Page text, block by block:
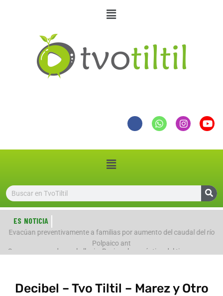
ES NOTICIA
Evacúan preventivamente a familias por aumento del caudal del río
Polpaico ant
Decibel – Tvo Tiltil – Marez y Otro